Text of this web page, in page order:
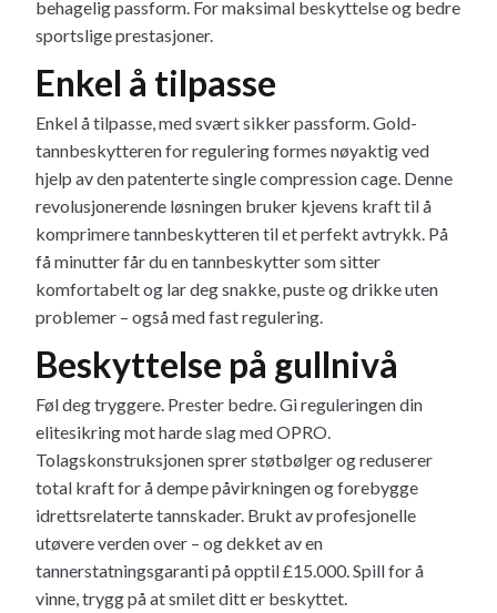
behagelig passform. For maksimal beskyttelse og bedre
sportslige prestasjoner.
Enkel å tilpasse
Enkel å tilpasse, med svært sikker passform. Gold-
tannbeskytteren for regulering formes nøyaktig ved
hjelp av den patenterte single compression cage. Denne
revolusjonerende løsningen bruker kjevens kraft til å
komprimere tannbeskytteren til et perfekt avtrykk. På
få minutter får du en tannbeskytter som sitter
komfortabelt og lar deg snakke, puste og drikke uten
problemer – også med fast regulering.
Beskyttelse på gullnivå
Føl deg tryggere. Prester bedre. Gi reguleringen din
elitesikring mot harde slag med OPRO.
Tolagskonstruksjonen sprer støtbølger og reduserer
total kraft for å dempe påvirkningen og forebygge
idrettsrelaterte tannskader. Brukt av profesjonelle
utøvere verden over – og dekket av en
tannerstatningsgaranti på opptil £15.000. Spill for å
vinne, trygg på at smilet ditt er beskyttet.